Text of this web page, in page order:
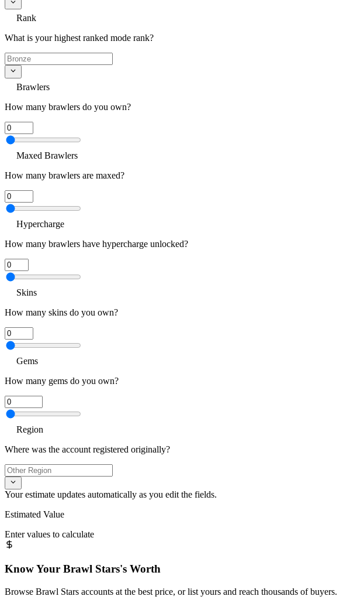
Rank
What is your highest ranked mode rank?
Brawlers
How many brawlers do you own?
Maxed Brawlers
How many brawlers are maxed?
Hypercharge
How many brawlers have hypercharge unlocked?
Skins
How many skins do you own?
Gems
How many gems do you own?
Region
Where was the account registered originally?
Your estimate updates automatically as you edit the fields.
Estimated Value
Enter values to calculate
Know Your Brawl Stars's Worth
Browse Brawl Stars accounts at the best price, or list yours and reach thousands of buyers.